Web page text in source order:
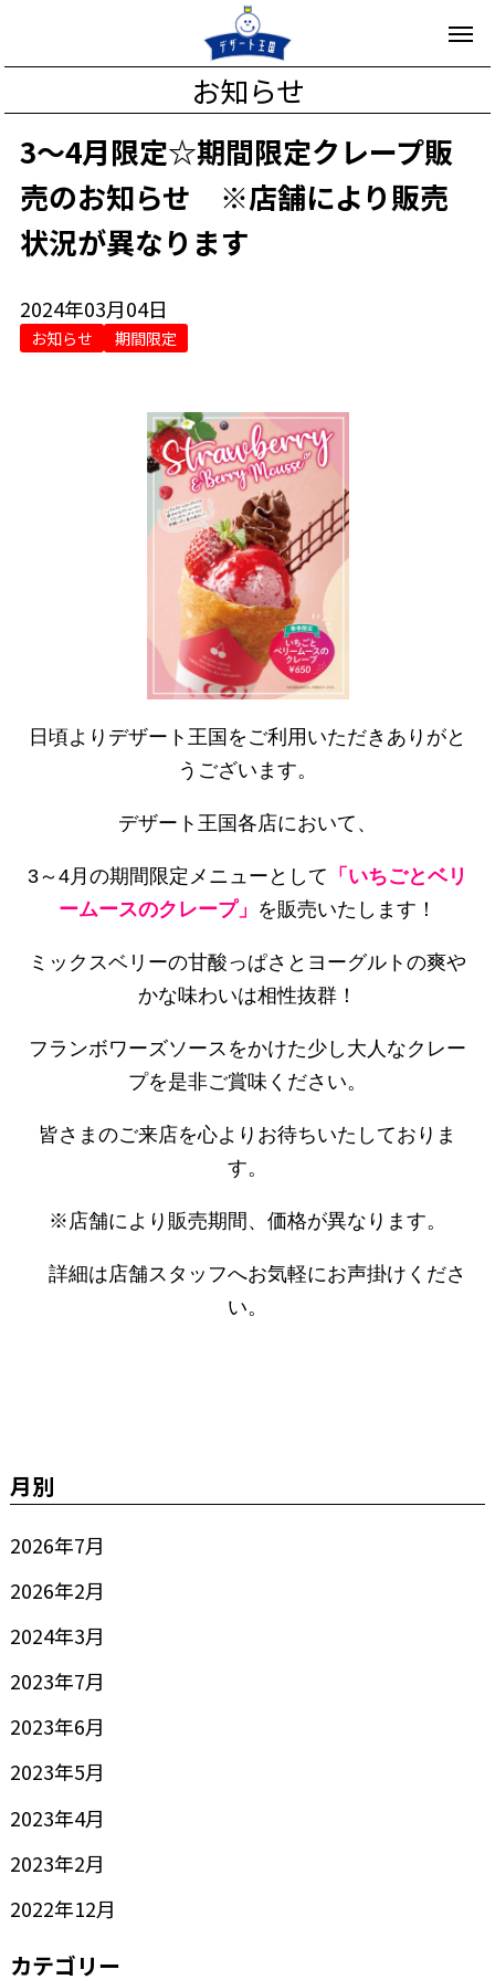
お知らせ
3～4月限定☆期間限定クレープ販
売のお知らせ ※店舗により販売
状況が異なります
2024年03月04日
お知らせ 期間限定
日頃よりデザート王国をご利用いただきありがと
うございます。
デザート王国各店において、
3～4月の期間限定メニューとして 「いちごとベリ
ームースのクレープ」 を販売いたします！
ミックスベリーの甘酸っぱさとヨーグルトの爽や
かな味わいは相性抜群！
フランボワーズソースをかけた少し大人なクレー
プを是非ご賞味ください。
皆さまのご来店を心よりお待ちいたしておりま
す。
※店舗により販売期間、価格が異なります。
詳細は店舗スタッフへお気軽にお声掛けくださ
い。
月別
2026年7月
2026年2月
2024年3月
2023年7月
2023年6月
2023年5月
2023年4月
2023年2月
2022年12月
カテゴリー